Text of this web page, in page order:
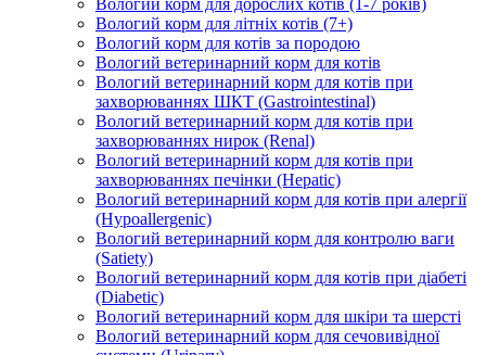
Вологий корм для дорослих котів (1-7 років)
Вологий корм для літніх котів (7+)
Вологий корм для котів за породою
Вологий ветеринарний корм для котів
Вологий ветеринарний корм для котів при
захворюваннях ШКТ (Gastrointestinal)
Вологий ветеринарний корм для котів при
захворюваннях нирок (Renal)
Вологий ветеринарний корм для котів при
захворюваннях печінки (Hepatic)
Вологий ветеринарний корм для котів при алергії
(Hypoallergenic)
Вологий ветеринарний корм для контролю ваги
(Satiety)
Вологий ветеринарний корм для котів при діабеті
(Diabetic)
Вологий ветеринарний корм для шкіри та шерсті
Вологий ветеринарний корм для сечовивідної